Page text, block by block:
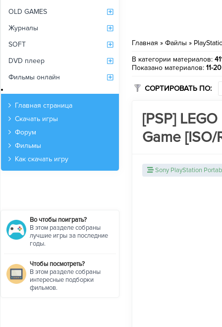
OLD GAMES
Журналы
SOFT
DVD плеер
Фильмы онлайн
Главная страница
Скачать игры
Форум
Фильмы
Как скачать игру
Во чтобы поиграть?
В этом разделе собраны
лучшие игры за последние
годы.
Чтобы посмотреть?
В этом разделе собраны
интересные подборки
фильмов.
Главная » Файлы »
В категории материалов:
Показано материалов: 11-20
СОРТИРОВАТЬ ПО:
[PSP]
Game [ISO/
Sony PlayStation